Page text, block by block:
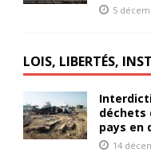
5
LOIS, LIBERTÉS,
déchets
pays en
14